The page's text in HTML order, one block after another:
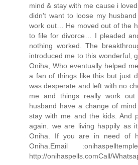
mind & stay with me cause i
didn't want to loose my
work out… He moved out of the
to file for divorce… I pleaded
nothing worked. The
introduced me to this wonderful,
Oniha, Who eventually helped
a fan of things like this but just
was desperate and left with no
me and things really work
husband have a change of
stay with me and the kids. And
again. we are living happily as
Oniha. If you are in need of
Oniha.Email
http://onihaspells.comCall/